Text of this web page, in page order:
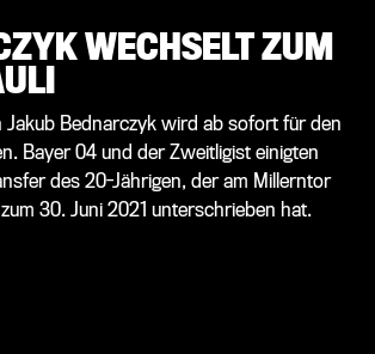
WECHSELT ZUM
Jakub Bednarczyk wird ab sofort für den
Bayer 04 und der Zweitligist einigten
des 20-Jährigen, der am Millerntor
30. Juni 2021 unterschrieben hat.